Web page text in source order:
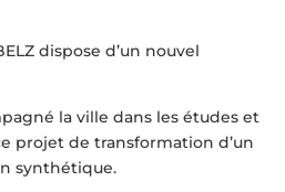
dispose d’un nouvel
la ville dans les études et
projet de transformation d’un
synthétique.